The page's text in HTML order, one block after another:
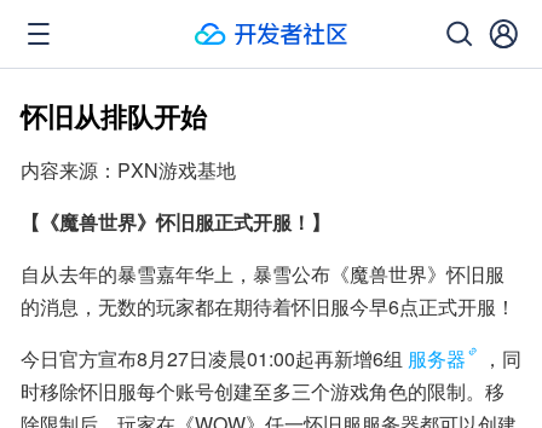
怀旧从排队开始
内容来源：PXN游戏基地
【《魔兽世界》怀旧服正式开服！】
自从去年的暴雪嘉年华上，暴雪公布《魔兽世界》怀旧服
的消息，无数的玩家都在期待着怀旧服今早6点正式开服！
今日官方宣布8月27日凌晨01:00起再新增6组 服务器
，同
时移除怀旧服每个账号创建至多三个游戏角色的限制。移